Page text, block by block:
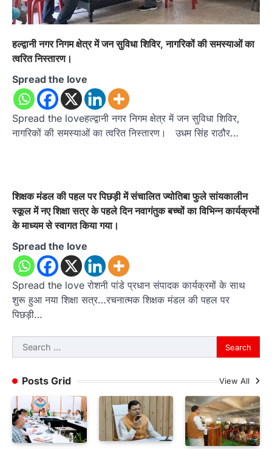
हल्द्वानी नगर निगम क्षेत्र में जन सुविधा शिविर, नागरिकों की समस्याओं का
त्वरित निस्तारण।
Spread the love
Spread the loveहल्द्वानी नगर निगम क्षेत्र में जन सुविधा शिविर,
नागरिकों की समस्याओं का त्वरित निस्तारण। उधम सिंह राठौर…
शिक्षक मंडल की पहल पर पिछड़ी में संचालित ज्योतिबा फुले सांयकालीन
स्कूल में नए शिक्षा सत्र के पहले दिन नवागंतुक बच्चों का विभिन्न कार्यक्रमों
के माध्यम से स्वागत किया गया।
Spread the love
Spread the love रोशनी पांडे प्रधान संपादक कार्यक्रमों के साथ
शुरू हुआ नया शिक्षा सत्र…रचनात्मक शिक्षक मंडल की पहल पर
पिछड़ी…
Search
for:
Posts Grid
View All